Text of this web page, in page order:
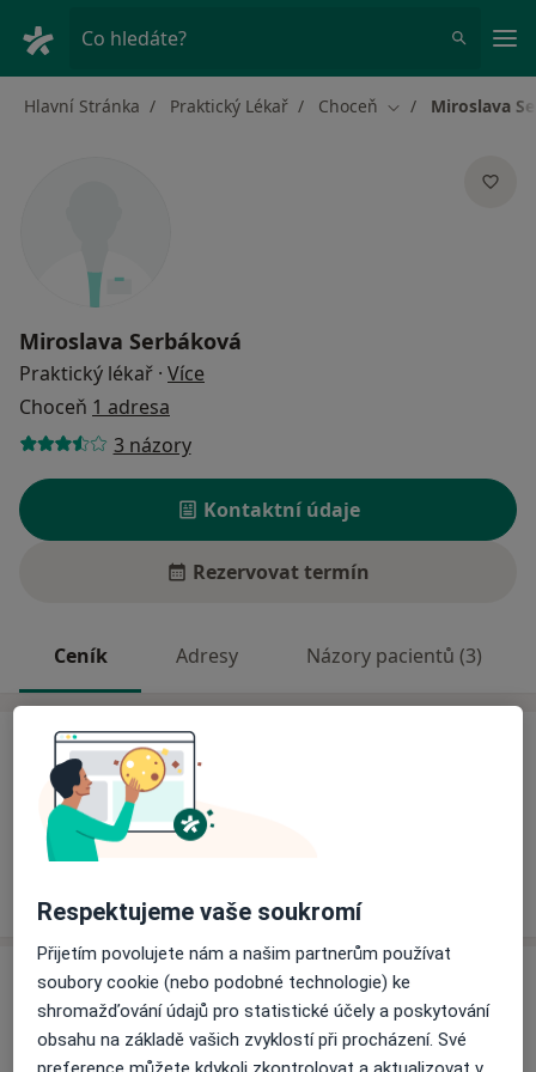
Co hledáte?
Hlavní Stránka Praktický Lékař Choceň Změna města
Miroslava
Miroslava Serbáková
Praktický lékař · Více
Choceň 1 adresa
3 názory
Kontaktní údaje
Rezervovat termín
Ceník Adresy Názory pacientů (3)
Ceník
Informace o službách a cenách nejsou k dispozici
Tento specialista ještě nepřidával žádné informace o
Adresa
Ordinace
Záměstí 215, Choceň 56501
Respektujeme vaše soukromí
Přijetím povolujete nám a našim partnerům používat
soubory cookie (nebo podobné technologie) ke
shromažďování údajů pro statistické účely a poskytování
obsahu na základě vašich zvyklostí při procházení. Své